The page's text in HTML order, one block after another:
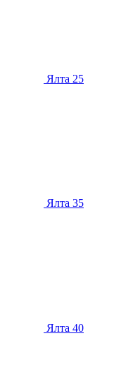
Ялта 25
Ялта 35
Ялта 40